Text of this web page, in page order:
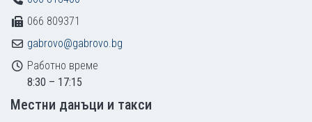
066 809371
gabrovo@gabrovo.bg
Работно време
8:30 – 17:15
Местни данъци и такси